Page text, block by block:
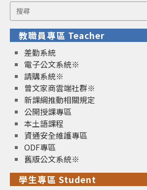
Search
for:
教職員專區 Teacher
差勤系統
電子公文系統※
請購系統※
曾文家商雲端社群※
新課綱推動相關規定
公開授課專區
本土語課程
資通安全維護專區
ODF專區
舊版公文系統※
學生專區 Student